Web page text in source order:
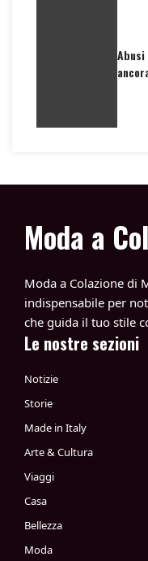
Moda a
Moda a Colazione di
indispensabile per
che guida il tuo stile
Le nostre sezioni
Notizie
Storie
Made in Italy
Arte & Cultura
Viaggi
Casa
Bellezza
Moda